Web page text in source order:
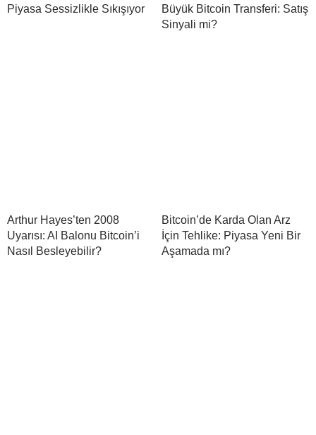
Piyasa Sessizlikle Sıkışıyor
Büyük Bitcoin Transferi: Satış
Sinyali mi?
Arthur Hayes’ten 2008
Uyarısı: AI Balonu Bitcoin’i
Nasıl Besleyebilir?
Bitcoin’de Karda Olan Arz
İçin Tehlike: Piyasa Yeni Bir
Aşamada mı?